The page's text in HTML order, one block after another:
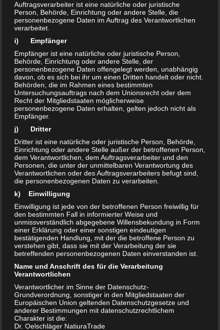
Toilette, Bad u.a.
– für alle oxidations- und
(Edel-)Metall
– mit Wasserstoffperoxid und
Peressigsäure
– ohne leichtflüchtige, entzündliche
Alkohole
– oxidative Wirkung auf organische Moleküle
– mit Tensiden: top Reinigungswirkung
– Gebäudereinigung: rotes / gelbes Tuch
Gebindegrößen: 500ml Sprühflasche, 1L Flasche, 5L
Kanister, 10L Kanister
Inhaltsstoffe:
unter 1% nichtionische Tenside, 3% Wasserstoffperoxid, Milchsäure, Essigsäure,
Peressigsäure, Phosphorsäure, Hilfsstoffe
Nicht verdünnen oder mit anderen Produkten mischen!
Universell einsetzbar:
Auftragsverarbeiter ist eine natürliche oder juristische
Person, Behörde, Einrichtung oder andere Stelle, die
personenbezogene Daten im Auftrag des Verantwortlichen
verarbeitet.
i) Empfänger
Empfänger ist eine natürliche oder juristische Person,
Behörde, Einrichtung oder andere Stelle, der
personenbezogene Daten offengelegt werden, unabhängig
davon, ob es sich bei ihr um einen Dritten handelt oder nicht.
Behörden, die im Rahmen eines bestimmten
Untersuchungsauftrags nach dem Unionsrecht oder dem
Recht der Mitgliedstaaten möglicherweise
personenbezogene Daten erhalten, gelten jedoch nicht als
Empfänger.
j) Dritter
Dritter ist eine natürliche oder juristische Person, Behörde,
Einrichtung oder andere Stelle außer der betroffenen Person,
dem Verantwortlichen, dem Auftragsverarbeiter und den
Personen, die unter der unmittelbaren Verantwortung des
Verantwortlichen oder des Auftragsverarbeiters befugt sind,
die personenbezogenen Daten zu verarbeiten.
k) Einwilligung
Einwilligung ist jede von der betroffenen Person freiwillig für
den bestimmten Fall in informierter Weise und
unmissverständlich abgegebene Willensbekundung in Form
einer Erklärung oder einer sonstigen eindeutigen
bestätigenden Handlung, mit der die betroffene Person zu
verstehen gibt, dass sie mit der Verarbeitung der sie
betreffenden personenbezogenen Daten einverstanden ist.
Name und Anschrift des für die Verarbeitung
Verantwortlichen
Verantwortlicher im Sinne der Datenschutz-
Grundverordnung, sonstiger in den Mitgliedstaaten der
Europäischen Union geltenden Datenschutzgesetze und
anderer Bestimmungen mit datenschutzrechtlichem
Charakter ist die:
Dr. Oelschläger NatiuraTrade